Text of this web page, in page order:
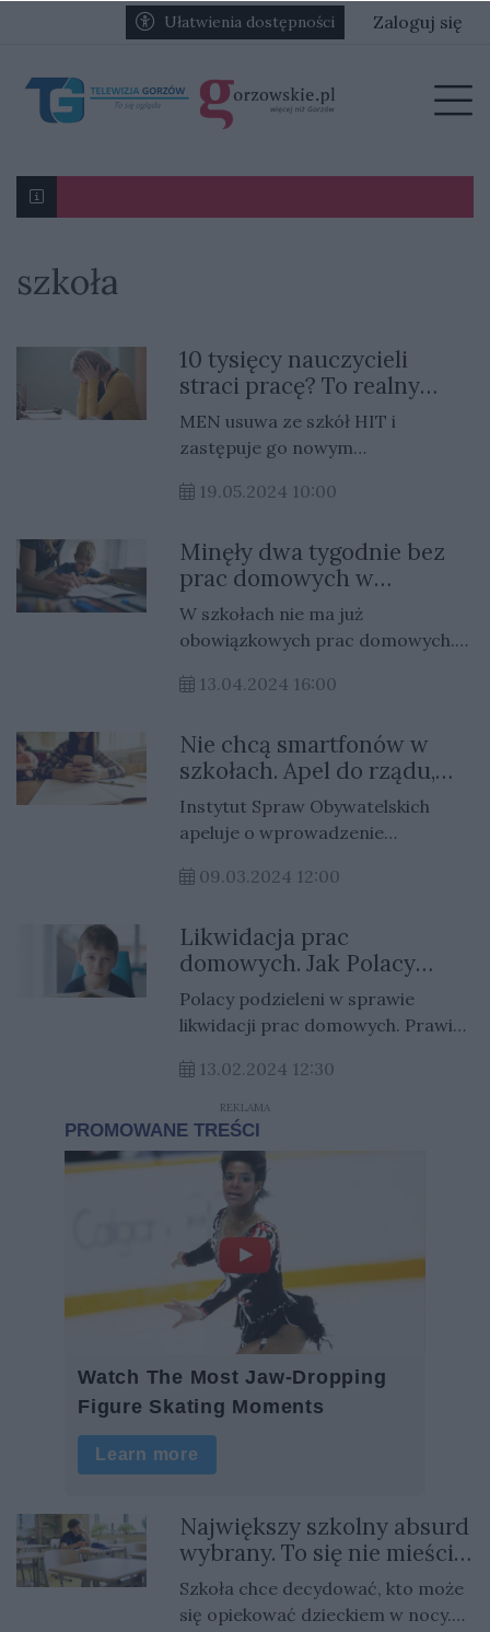
Przejdź do głównych treści
Przejdź do głównego menuUłatwienia dostępności Zaloguj się
Karol Gliwiński: „Jesteśmy w stanie namieszać w III
Ognisko nosówki w schronisku. Prawie 90 psów
szkoła
10 tysięcy nauczycieli
straci pracę? To realny
scenariusz
MEN usuwa ze szkół HIT i
zastępuje go nowym
zwolnienia nauczycieli.
19.05.2024 10:00
Minęły dwa tygodnie bez
prac domowych w
szkołach. Nauczyciele
znaleźli wyjście
W szkołach nie ma już
obowiązkowych prac domowych.
nauczyciele nic już uczniom nie
pomysły.
13.04.2024 16:00
Nie chcą smartfonów w
szkołach. Apel do rządu,
żeby wprowadził taki
zakaz
Instytut Spraw Obywatelskich
apeluje o wprowadzenie
telefonów komórkowych w
tego.
09.03.2024 12:00
Likwidacja prac
domowych. Jak Polacy
oceniają ten pomysł?
Polacy podzieleni w sprawie
likwidacji prac domowych. Prawie
chciałaby, żeby pozostało po
staremu.
13.02.2024 12:30
REKLAMA
Największy szkolny absurd
wybrany. To się nie mieści
w głowie
Szkoła chce decydować, kto może
się opiekować dzieckiem w nocy.